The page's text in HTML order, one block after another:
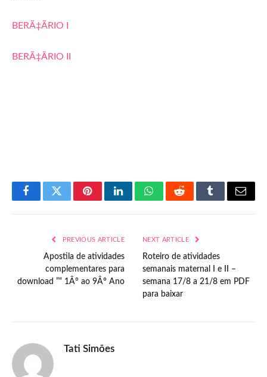
BERÃ‡ÃRIO I
BERÃ‡ÃRIO II
FacebookTwitterPinterestLinkedInWhatsAppRedditTumblrEmail
PREVIOUS ARTICLE
Apostila de atividades
complementares para
download ”“ 1Â° ao 9Â° Ano
NEXT ARTICLE
Roteiro de atividades
semanais maternal I e II –
semana 17/8 a 21/8 em PDF
para baixar
Tati Simões